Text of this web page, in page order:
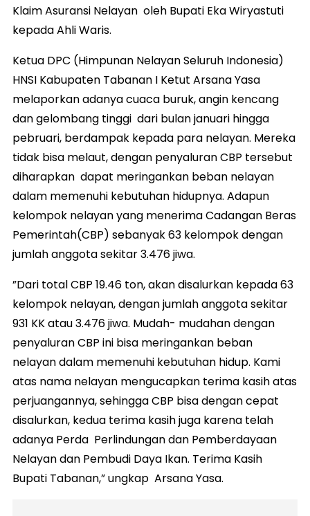
Klaim Asuransi Nelayan oleh Bupati Eka Wiryastuti
kepada Ahli Waris.
Ketua DPC (Himpunan Nelayan Seluruh Indonesia)
HNSI Kabupaten Tabanan I Ketut Arsana Yasa
melaporkan adanya cuaca buruk, angin kencang
dan gelombang tinggi dari bulan januari hingga
pebruari, berdampak kepada para nelayan. Mereka
tidak bisa melaut, dengan penyaluran CBP tersebut
diharapkan dapat meringankan beban nelayan
dalam memenuhi kebutuhan hidupnya. Adapun
kelompok nelayan yang menerima Cadangan Beras
Pemerintah(CBP) sebanyak 63 kelompok dengan
jumlah anggota sekitar 3.476 jiwa.
”Dari total CBP 19.46 ton, akan disalurkan kepada 63
kelompok nelayan, dengan jumlah anggota sekitar
931 KK atau 3.476 jiwa. Mudah- mudahan dengan
penyaluran CBP ini bisa meringankan beban
nelayan dalam memenuhi kebutuhan hidup. Kami
atas nama nelayan mengucapkan terima kasih atas
perjuangannya, sehingga CBP bisa dengan cepat
disalurkan, kedua terima kasih juga karena telah
adanya Perda Perlindungan dan Pemberdayaan
Nelayan dan Pembudi Daya Ikan. Terima Kasih
Bupati Tabanan,” ungkap Arsana Yasa.